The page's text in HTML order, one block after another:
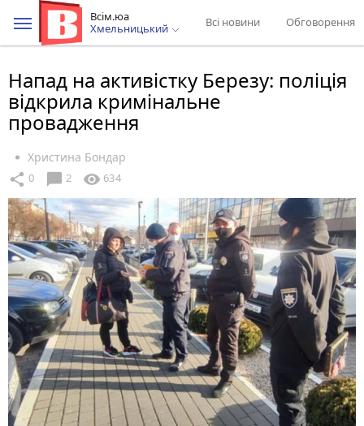
Всім.юа
Хмельницький
Всі новини Обговорення
Напад на активістку Березу: поліція
відкрила кримінальне
провадження
Христина Бондар
share 0 chat_bubble 2 visibility 634